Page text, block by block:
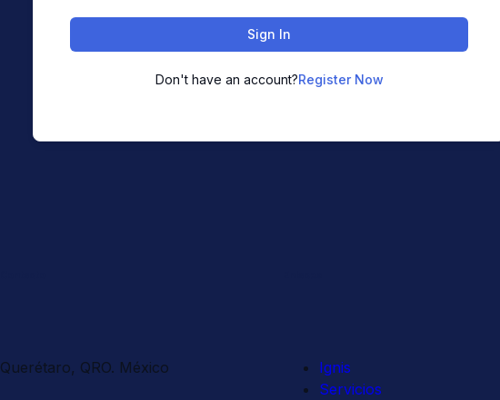
Sign In
Don't have an account?Register Now
Querétaro, QRO. México
Ignis
Servicios